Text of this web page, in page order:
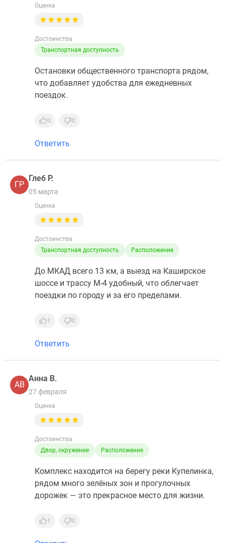
Оценка
Достоинства
Транспортная доступность
Остановки общественного транспорта рядом,
что добавляет удобства для ежедневных
поездок.
0 0
Ответить
ГР
Глеб Р.
05 марта
Оценка
Достоинства
Транспортная доступность
Расположение
До МКАД всего 13 км, а выезд на Каширское
шоссе и трассу М-4 удобный, что облегчает
поездки по городу и за его пределами.
1 0
Ответить
АВ
Анна В.
27 февраля
Оценка
Достоинства
Двор, окружение
Расположение
Комплекс находится на берегу реки Купелинка,
рядом много зелёных зон и прогулочных
дорожек — это прекрасное место для жизни.
1 0